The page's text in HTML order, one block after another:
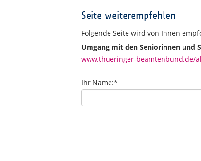
Seite weiterempfehlen
Folgende Seite wird von Ihnen
Umgang mit den Seniorinnen und
www.thueringer-beamtenbund.de/
Ihr Name:*